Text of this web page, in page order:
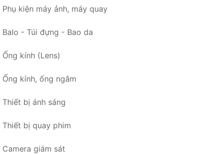
Phụ kiện máy ảnh, máy quay
Balo - Túi đựng - Bao da
Ống kính (Lens)
Ống kính, ống ngắm
Thiết bị ánh sáng
Thiết bị quay phim
Camera giám sát